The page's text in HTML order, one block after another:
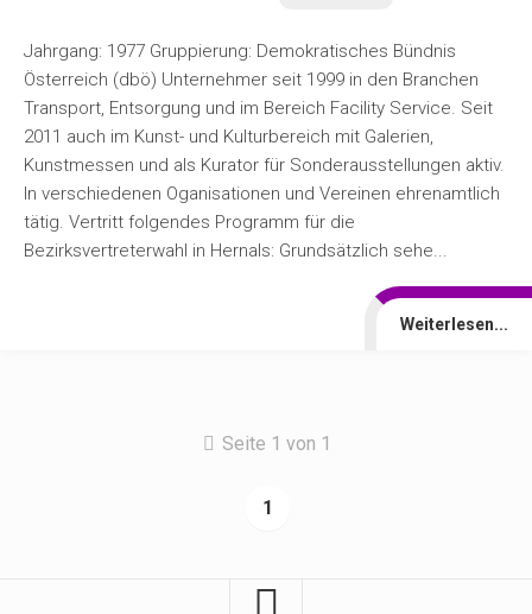
Jahrgang: 1977 Gruppierung: Demokratisches Bündnis
Österreich (dbö) Unternehmer seit 1999 in den Branchen
Transport, Entsorgung und im Bereich Facility Service. Seit
2011 auch im Kunst- und Kulturbereich mit Galerien,
Kunstmessen und als Kurator für Sonderausstellungen aktiv.
In verschiedenen Oganisationen und Vereinen ehrenamtlich
tätig. Vertritt folgendes Programm für die
Bezirksvertreterwahl in Hernals: Grundsätzlich sehe...
Weiterlesen...
Seite 1 von 1
1